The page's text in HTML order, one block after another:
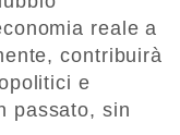
reale a
contribuirà
e
passato, sin